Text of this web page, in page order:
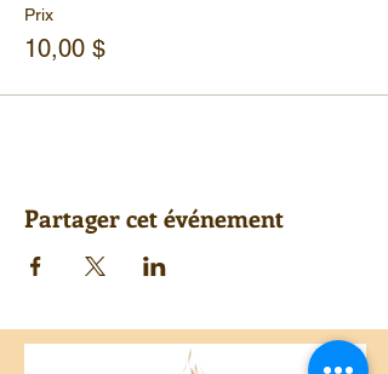
Prix
10,00 $
Partager cet événement